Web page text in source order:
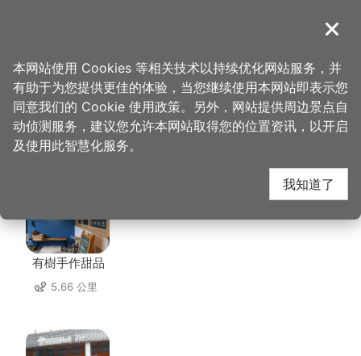
導覽
首页 > 想去的地方 > 住宿 > 嘉仕特饭店
嘉仕特饭店 周边店家
有樹手作甜品
5.66 公里
关闭
本网站使用 Cookies 等相关技术以持续优化网站服务，并
有助于为您提供更佳的体验，当您继续使用本网站即表示您
同意我们的 Cookie 使用政策。另外，网站提供周边景点自
动侦测服务，建议您允许本网站取得您的位置资讯，以开启
及使用此智慧化服务。
我知道了